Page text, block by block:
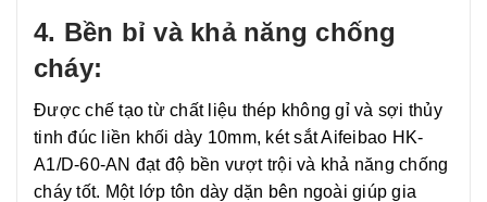
4. Bền bỉ và khả năng chống
cháy:
Được chế tạo từ chất liệu thép không gỉ và sợi thủy
tinh đúc liền khối dày 10mm, két sắt Aifeibao HK-
A1/D-60-AN đạt độ bền vượt trội và khả năng chống
cháy tốt. Một lớp tôn dày dặn bên ngoài giúp gia